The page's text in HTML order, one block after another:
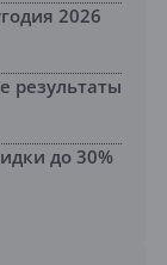
2026
результаты
до 30%